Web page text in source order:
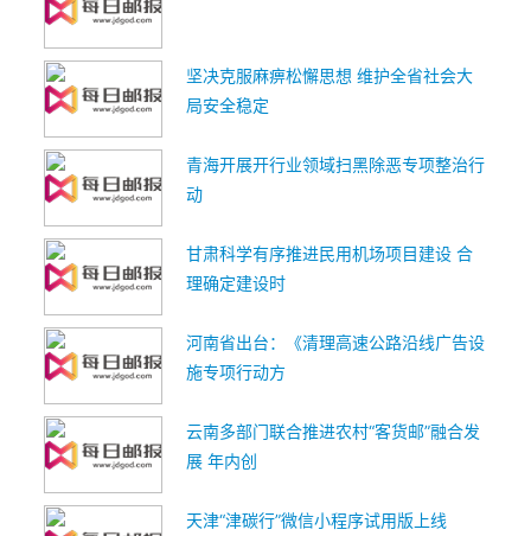
坚决克服麻痹松懈思想 维护全省社会大
局安全稳定
青海开展开行业领域扫黑除恶专项整治行
动
甘肃科学有序推进民用机场项目建设 合
理确定建设时
河南省出台：《清理高速公路沿线广告设
施专项行动方
云南多部门联合推进农村“客货邮”融合发
展 年内创
天津“津碳行”微信小程序试用版上线